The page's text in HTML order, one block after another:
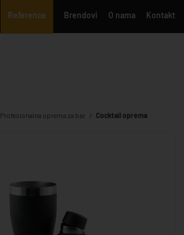
Reference Brendovi O nama Kontakt
Profesionalna oprema za bar Cocktail oprema